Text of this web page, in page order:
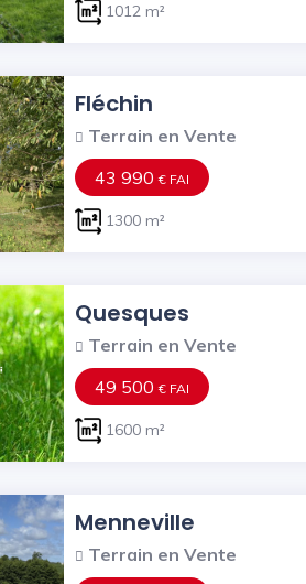
1012 m²
Fléchin
Terrain en Vente
43 990€ FAI
1300 m²
Quesques
Terrain en Vente
49 500€ FAI
1600 m²
Menneville
Terrain en Vente